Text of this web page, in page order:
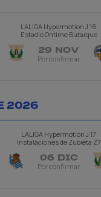
LALIGA Hypermotion J 16
Estadio Ontime Butarque
29 NOV
Por confirmar
2026
LALIGA Hypermotion J 17
Instalaciones de Zubieta Z7
06 DIC
Por confirmar